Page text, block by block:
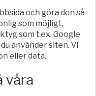
och göra den så
som möjligt,
som t.ex. Google
använder siten. Vi
eller data.
våra